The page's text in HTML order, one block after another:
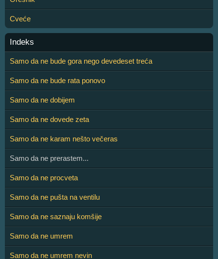
Cveće
Indeks
Samo da ne bude gora nego devedeset treća
Samo da ne bude rata ponovo
Samo da ne dobijem
Samo da ne dovede zeta
Samo da ne karam nešto večeras
Samo da ne prerastem...
Samo da ne procveta
Samo da ne pušta na ventilu
Samo da ne saznaju komšije
Samo da ne umrem
Samo da ne umrem nevin